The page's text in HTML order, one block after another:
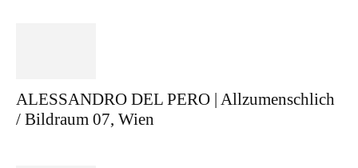
ALESSANDRO DEL PERO | Allzumenschlich
/ Bildraum 07, Wien